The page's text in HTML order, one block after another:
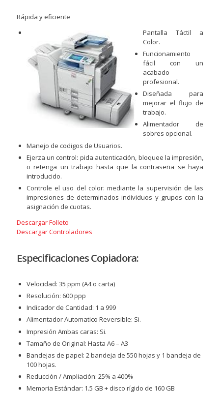
Rápida y eficiente
Pantalla Táctil a
Color.
Funcionamiento
fácil con un
acabado
profesional.
Diseñada para
mejorar el flujo de
trabajo.
Alimentador de
sobres opcional.
Manejo de codigos de Usuarios.
Ejerza un control: pida autenticación, bloquee la impresión,
o retenga un trabajo hasta que la contraseña se haya
introducido.
Controle el uso del color: mediante la supervisión de las
impresiones de determinados individuos y grupos con la
asignación de cuotas.
Descargar Folleto
Descargar Controladores
Especificaciones Copiadora:
Velocidad: 35 ppm (A4 o carta)
Resolución: 600 ppp
Indicador de Cantidad: 1 a 999
Alimentador Automatico Reversible: Si.
Impresión Ambas caras: Si.
Tamaño de Original: Hasta A6 – A3
Bandejas de papel: 2 bandeja de 550 hojas y 1 bandeja de
100 hojas.
Reducción / Ampliación: 25% a 400%
Memoria Estándar: 1.5 GB + disco rígido de 160 GB